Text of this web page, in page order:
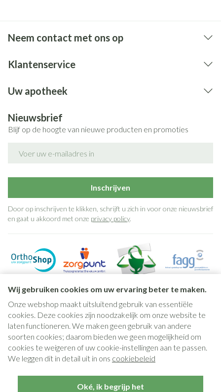
Wij gebruiken cookies om uw ervaring beter te maken.
Onze webshop maakt uitsluitend gebruik van essentiële
cookies. Deze cookies zijn noodzakelijk om onze website te
laten functioneren. We maken geen gebruik van andere
soorten cookies; daarom bieden we geen mogelijkheid om
cookies te weigeren of uw cookie-instellingen aan te passen.
We leggen dit in detail uit in ons cookiebeleid
Oké, ik begrijp het
Neem contact met ons op
Klantenservice
Uw apotheek
Nieuwsbrief
Blijf op de hoogte van nieuwe producten en promoties
Inschrijven
Door op inschrijven te klikken, schrijft u zich in voor onze nieuwsbrief
en gaat u akkoord met onze privacy policy.
Juridische links